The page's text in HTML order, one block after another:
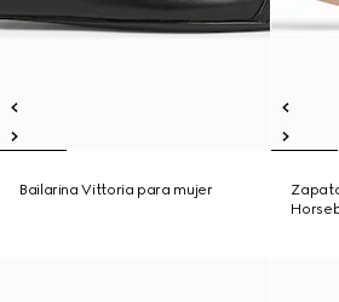
Bailarina Vittoria para mujer